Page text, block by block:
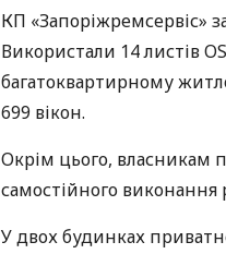
КП «Запоріжремсервіс»
Використали 14 листів
багатоквартирному
699 вікон.
Окрім цього, власникам
самостійного виконання
У двох будинках